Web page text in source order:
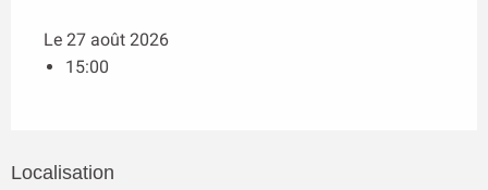
Le 27 août 2026
15:00
Localisation